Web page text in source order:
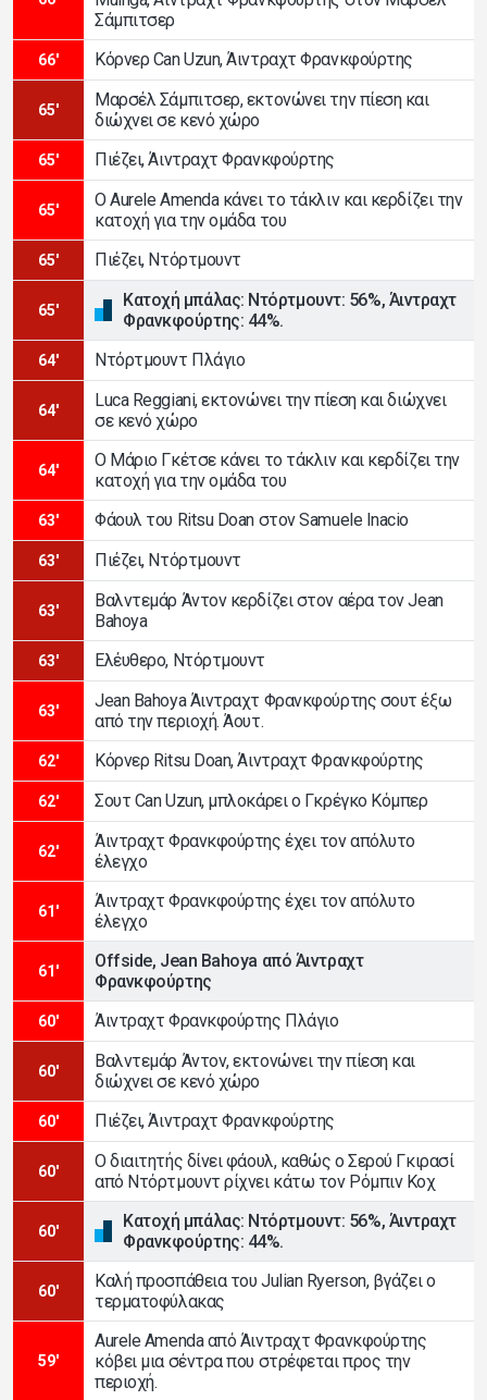
Σάμπιτσερ
66' Κόρνερ Can Uzun, Άιντραχτ Φρανκφούρτης
65'
Μαρσέλ Σάμπιτσερ, εκτονώνει την πίεση και
διώχνει σε κενό χώρο
65' Πιέζει, Άιντραχτ Φρανκφούρτης
65'
Ο Aurele Amenda κάνει το τάκλιν και κερδίζει την
κατοχή για την ομάδα του
65' Πιέζει, Ντόρτμουντ
65'
Κατοχή μπάλας: Ντόρτμουντ: 56%, Άιντραχτ
Φρανκφούρτης: 44%.
64' Ντόρτμουντ Πλάγιο
64'
Luca Reggiani, εκτονώνει την πίεση και διώχνει
σε κενό χώρο
64'
Ο Μάριο Γκέτσε κάνει το τάκλιν και κερδίζει την
κατοχή για την ομάδα του
63' Φάουλ του Ritsu Doan στον Samuele Inacio
63' Πιέζει, Ντόρτμουντ
63'
Βαλντεμάρ Άντον κερδίζει στον αέρα τον Jean
Bahoya
63' Ελέυθερο, Ντόρτμουντ
63'
Jean Bahoya Άιντραχτ Φρανκφούρτης σουτ έξω
από την περιοχή. Άουτ.
62' Κόρνερ Ritsu Doan, Άιντραχτ Φρανκφούρτης
62' Σουτ Can Uzun, μπλοκάρει ο Γκρέγκο Κόμπερ
62'
Άιντραχτ Φρανκφούρτης έχει τον απόλυτο
έλεγχο
61'
Άιντραχτ Φρανκφούρτης έχει τον απόλυτο
έλεγχο
61'
Offside, Jean Bahoya από Άιντραχτ
Φρανκφούρτης
60' Άιντραχτ Φρανκφούρτης Πλάγιο
60'
Βαλντεμάρ Άντον, εκτονώνει την πίεση και
διώχνει σε κενό χώρο
60' Πιέζει, Άιντραχτ Φρανκφούρτης
60'
Ο διαιτητής δίνει φάουλ, καθώς ο Σερού Γκιρασί
από Ντόρτμουντ ρίχνει κάτω τον Ρόμπιν Κοχ
60'
Κατοχή μπάλας: Ντόρτμουντ: 56%, Άιντραχτ
Φρανκφούρτης: 44%.
60'
Καλή προσπάθεια του Julian Ryerson, βγάζει ο
τερματοφύλακας
59'
Aurele Amenda από Άιντραχτ Φρανκφούρτης
κόβει μια σέντρα που στρέφεται προς την
περιοχή.